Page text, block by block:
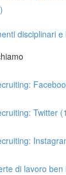
disciplinari
Twitter
di lavoro